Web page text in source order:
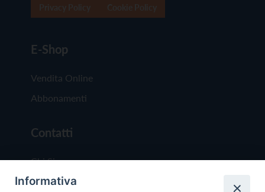
E-Shop
Vendita Online
Abbonamenti
Contatti
Chi Siamo
Redazione
Informativa